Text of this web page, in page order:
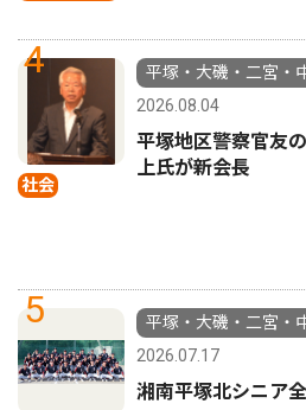
4
社会
平塚・大磯・二宮・
2026.08.04
平塚地区警察官
上氏が新会長
5
平塚・大磯・二宮・
2026.07.17
湘南平塚北シニア